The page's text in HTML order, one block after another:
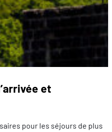
et
pour les séjours de plus